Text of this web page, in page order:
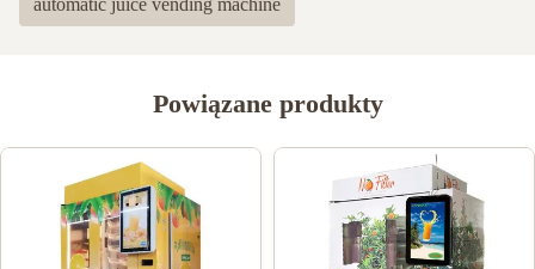
automatic juice vending machine
Powiązane produkty